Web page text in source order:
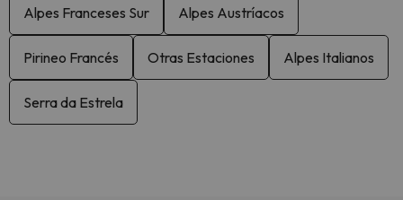
Alpes Franceses Sur Alpes Austríacos
Pirineo Francés Otras Estaciones Alpes Italianos
Serra da Estrela